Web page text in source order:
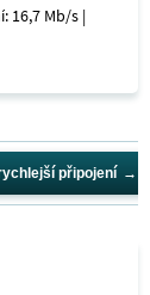
16,7 Mb/s |
připojení